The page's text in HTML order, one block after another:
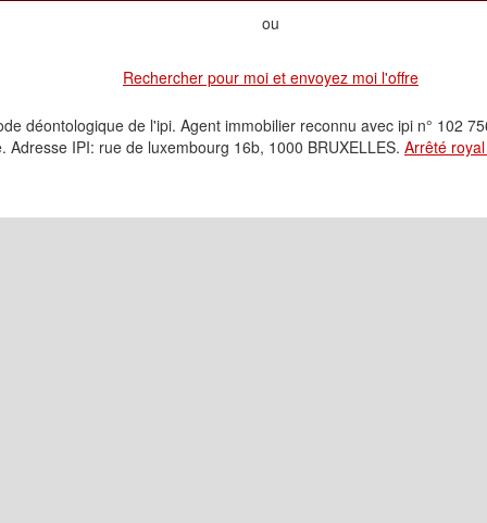
ou
Rechercher pour moi et envoyez moi l'offre
déontologique de l'ipi. Agent immobilier reconnu avec ipi n° 102
Adresse IPI: rue de luxembourg 16b, 1000 BRUXELLES. Arrêté